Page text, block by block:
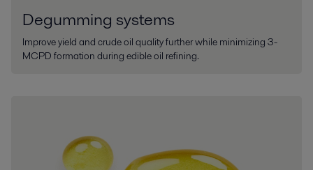
Degumming systems
Improve yield and crude oil quality further while minimizing 3-
MCPD formation during edible oil refining.